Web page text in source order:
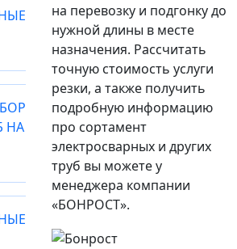
НА
на перевозку и подгонку до
нужной длины в месте
назначения. Рассчитать
точную стоимость услуги
резки, а также получить
подробную информацию
про сортамент
электросварных и других
труб вы можете у
менеджера компании
«БОНРОСТ».